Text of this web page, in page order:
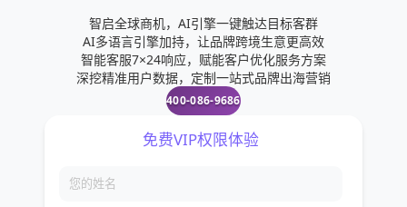
智启全球商机，AI引擎一键触达目标客群
AI多语言引擎加持，让品牌跨境生意更高效
智能客服7×24响应，赋能客户优化服务方案
深挖精准用户数据，定制一站式品牌出海营销
400-086-9686